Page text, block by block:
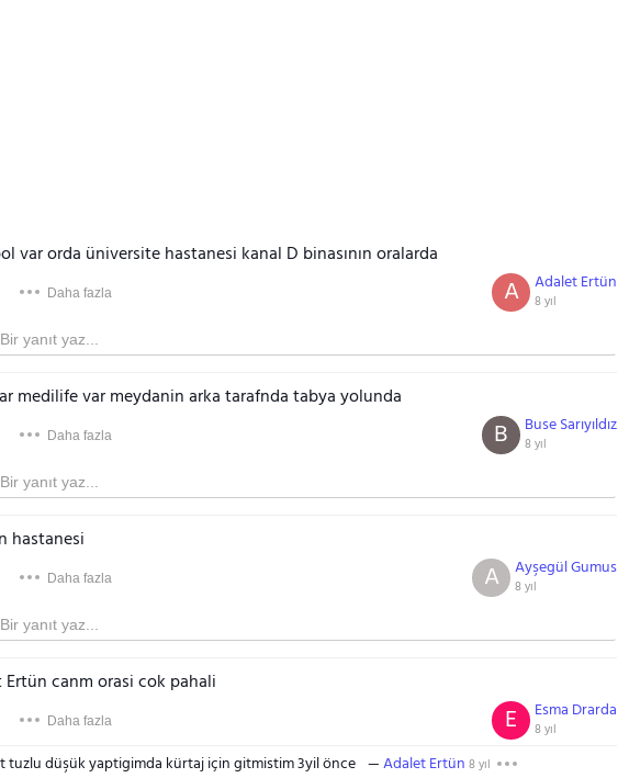
var orda üniversite hastanesi kanal D binasının oralarda
Daha fazla Adalet Ertün
8 yıl
A
medilife var meydanin arka tarafnda tabya yolunda
Daha fazla Buse Sarıyıldız
8 yıl
B
hastanesi
Daha fazla Ayşegül Gumus
8 yıl
A
canm orasi cok pahali
Daha fazla Esma Drarda
8 yıl
E
tuzlu düşük yaptigimda kürtaj için gitmistim 3yil önce Adalet Ertün 8 yıl